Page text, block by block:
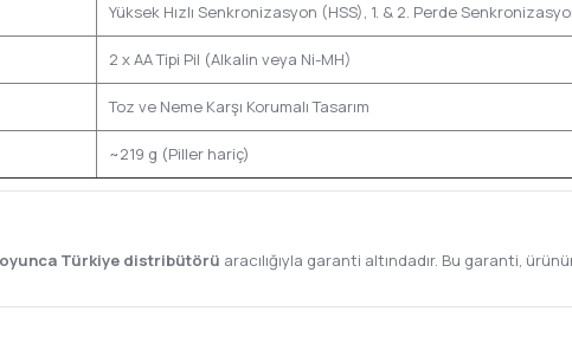
Yüksek Hızlı Senkronizasyon (HSS), 1. & 2. Perde
2 x AA Tipi Pil (Alkalin veya Ni-MH)
Toz ve Neme Karşı Korumalı Tasarım
~219 g (Piller hariç)
Türkiye distribütörü aracılığıyla garanti altındadır. Bu garanti,